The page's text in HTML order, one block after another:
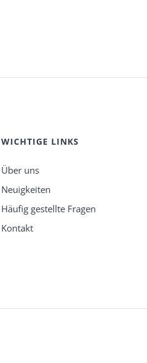
WICHTIGE LINKS
Über uns
Neuigkeiten
Häufig gestellte Fragen
Kontakt